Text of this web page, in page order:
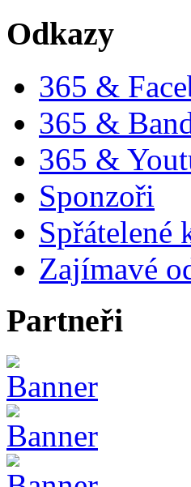
Odkazy
365 &
365 &
365 &
Sponzoři
Spřátelené
Zajímavé
Partneři